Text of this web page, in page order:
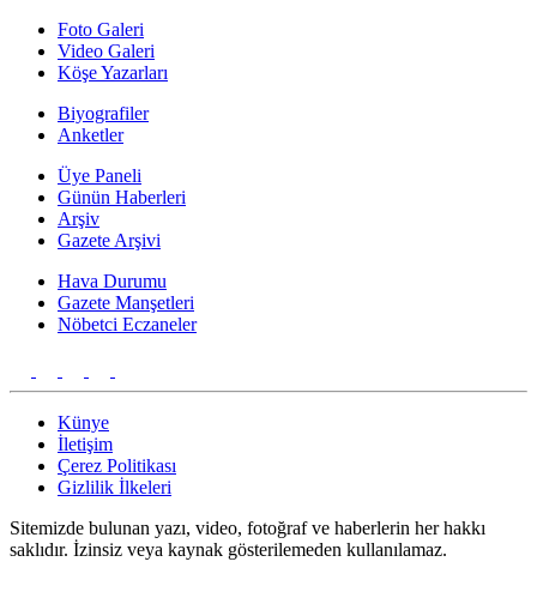
Foto Galeri
Video Galeri
Köşe Yazarları
Biyografiler
Anketler
Üye Paneli
Günün Haberleri
Arşiv
Gazete Arşivi
Hava Durumu
Gazete Manşetleri
Nöbetci Eczaneler
Künye
İletişim
Çerez Politikası
Gizlilik İlkeleri
Sitemizde bulunan yazı, video, fotoğraf ve haberlerin her hakkı
saklıdır. İzinsiz veya kaynak gösterilemeden kullanılamaz.